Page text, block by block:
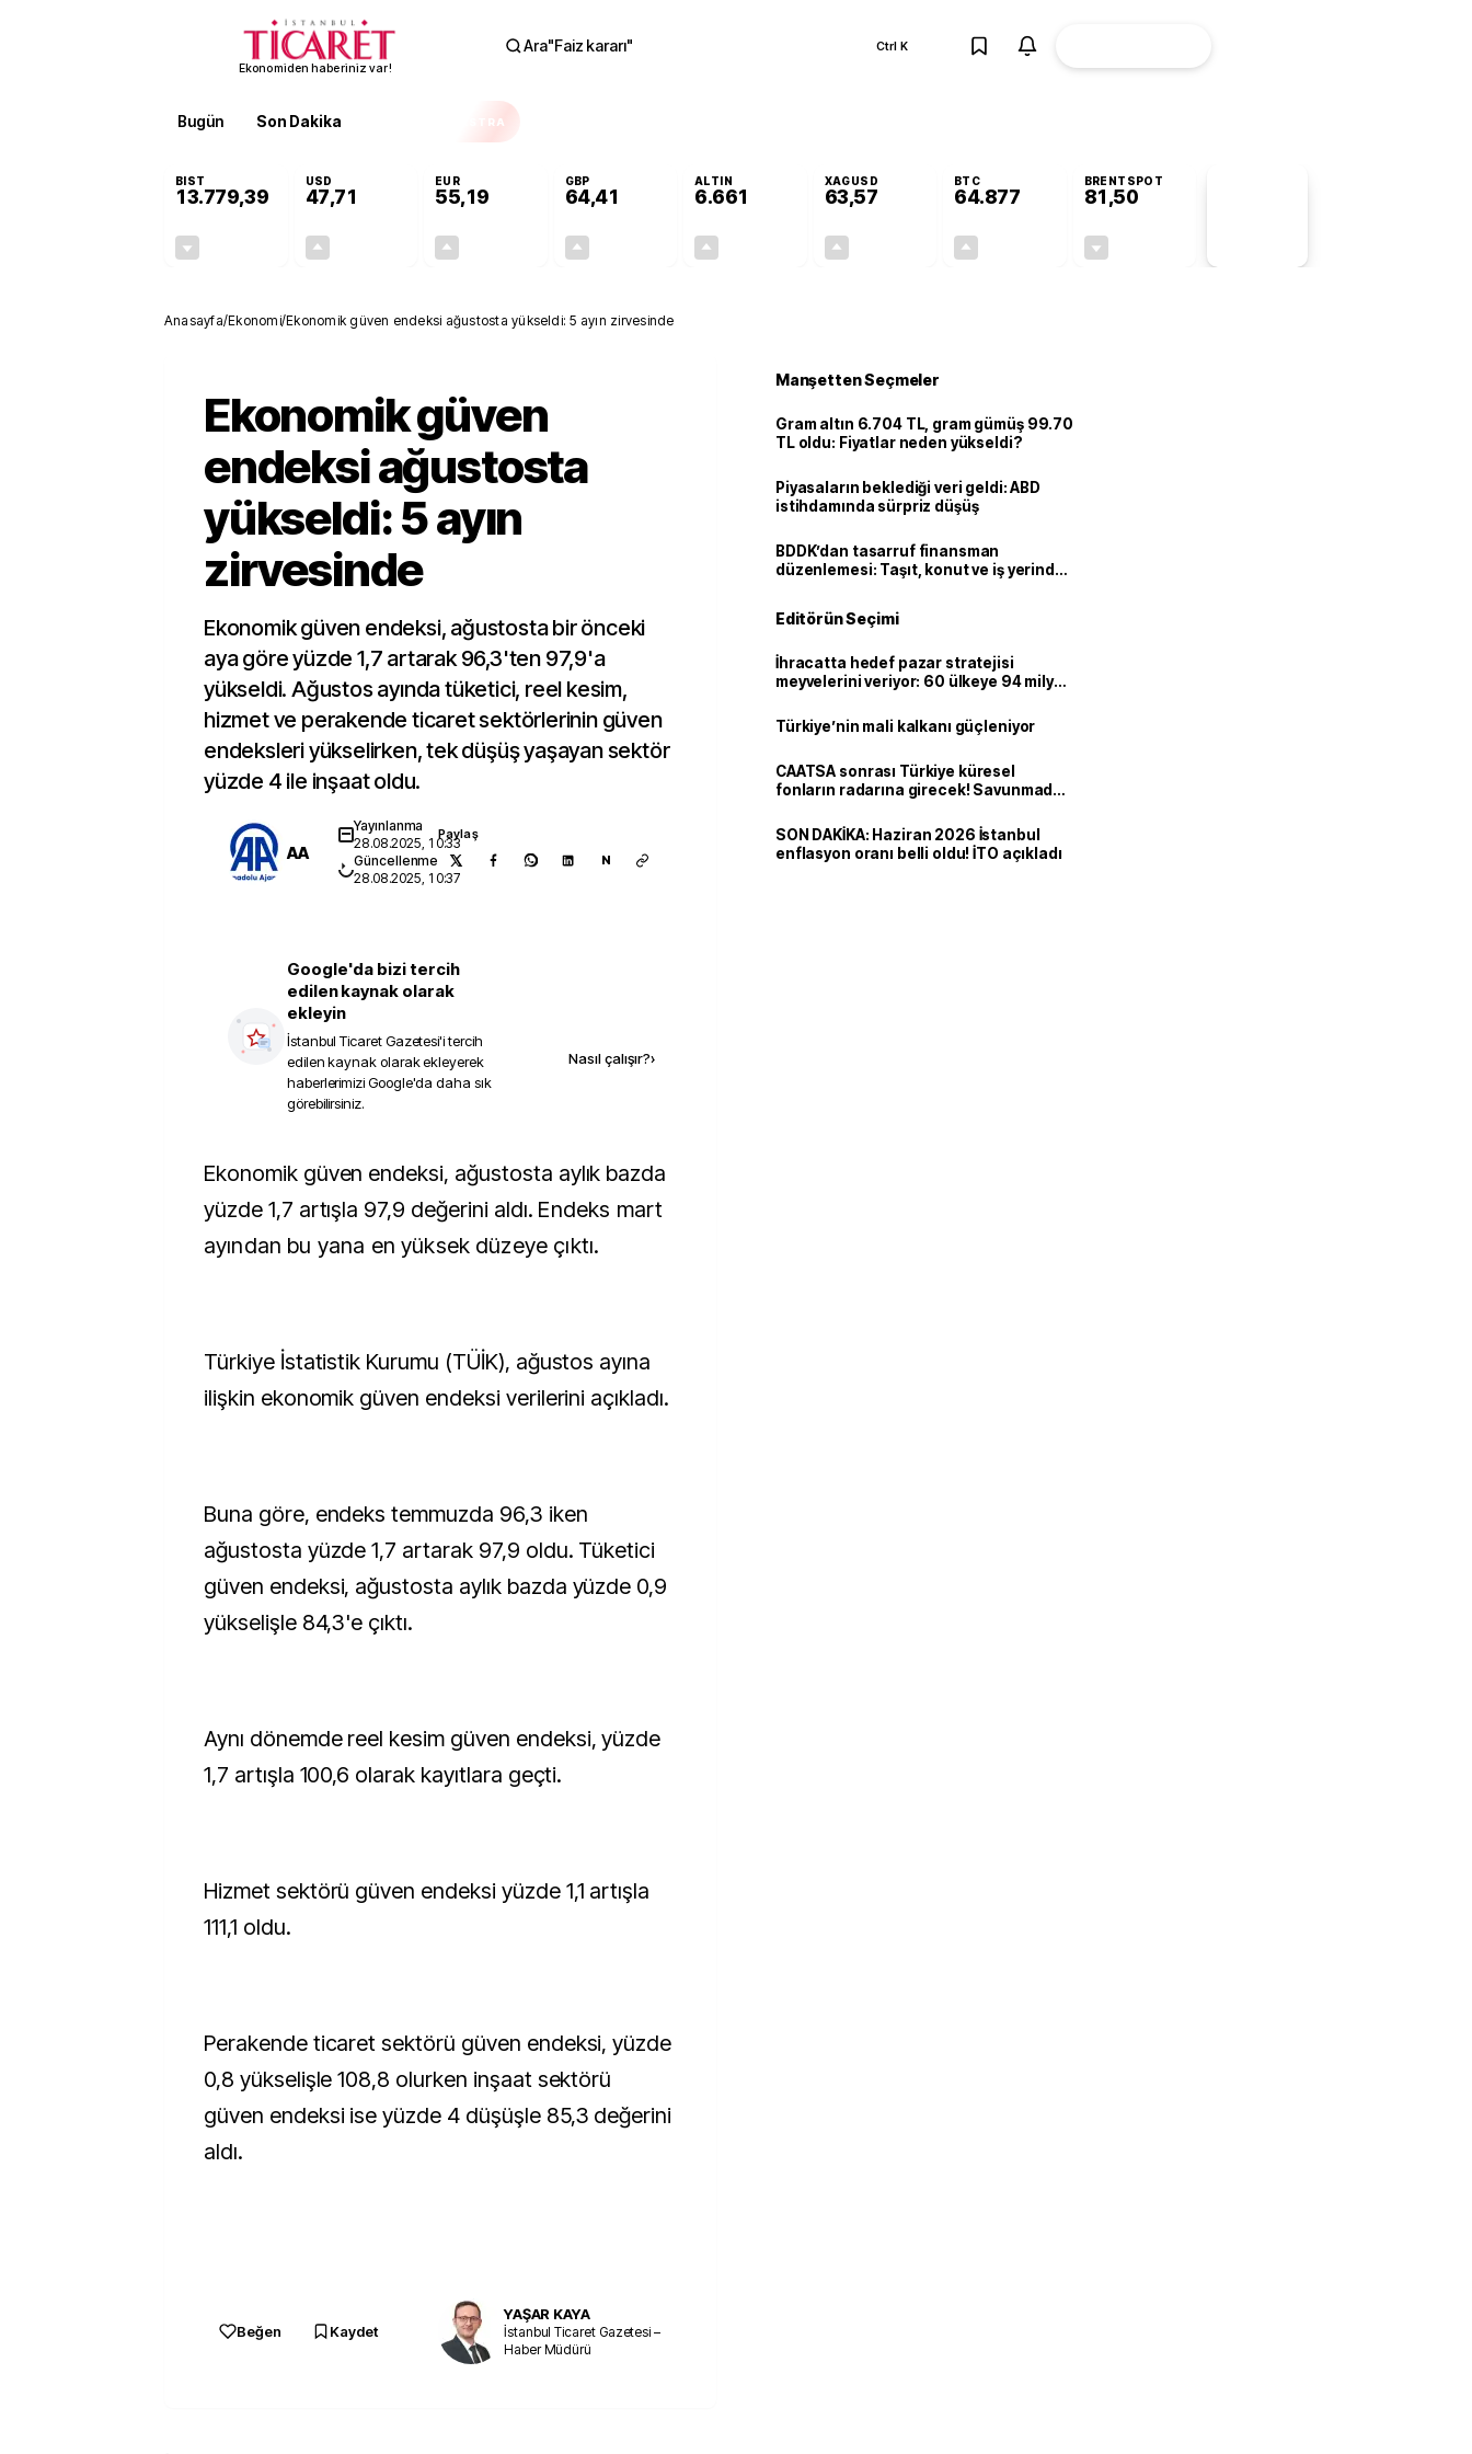
Ekonomiden haberiniz var!
Ara"Faiz kararı" Ctrl K
Bugün Son Dakika EKSTRA
BIST
13.779,39
USD
47,71
EUR
55,19
GBP
64,41
ALTIN
6.661
XAGUSD
63,57
BTC
64.877
BRENTSPOT
81,50
Anasayfa/Ekonomi/Ekonomik güven endeksi ağustosta yükseldi: 5 ayın zirvesinde
Ekonomik güven
endeksi ağustosta
yükseldi: 5 ayın
zirvesinde
Ekonomik güven endeksi, ağustosta bir önceki
aya göre yüzde 1,7 artarak 96,3'ten 97,9'a
yükseldi. Ağustos ayında tüketici, reel kesim,
hizmet ve perakende ticaret sektörlerinin güven
endeksleri yükselirken, tek düşüş yaşayan sektör
yüzde 4 ile inşaat oldu.
AA
Yayınlanma
28.08.2025, 10:33
Güncellenme
28.08.2025, 10:37
Paylaş
N
Google'da bizi tercih
edilen kaynak olarak
ekleyin
İstanbul Ticaret Gazetesi'i tercih
edilen kaynak olarak ekleyerek
haberlerimizi Google'da daha sık
görebilirsiniz.
Nasıl çalışır?›
Ekonomik güven endeksi, ağustosta aylık bazda
yüzde 1,7 artışla 97,9 değerini aldı. Endeks mart
ayından bu yana en yüksek düzeye çıktı.
Türkiye İstatistik Kurumu (TÜİK), ağustos ayına
ilişkin ekonomik güven endeksi verilerini açıkladı.
Buna göre, endeks temmuzda 96,3 iken
ağustosta yüzde 1,7 artarak 97,9 oldu. Tüketici
güven endeksi, ağustosta aylık bazda yüzde 0,9
yükselişle 84,3'e çıktı.
Aynı dönemde reel kesim güven endeksi, yüzde
1,7 artışla 100,6 olarak kayıtlara geçti.
Hizmet sektörü güven endeksi yüzde 1,1 artışla
111,1 oldu.
Perakende ticaret sektörü güven endeksi, yüzde
0,8 yükselişle 108,8 olurken inşaat sektörü
güven endeksi ise yüzde 4 düşüşle 85,3 değerini
aldı.
Beğen Kaydet
YAŞAR KAYA
İstanbul Ticaret Gazetesi –
Haber Müdürü
Manşetten Seçmeler
Gram altın 6.704 TL, gram gümüş 99.70
TL oldu: Fiyatlar neden yükseldi?
Piyasaların beklediği veri geldi: ABD
istihdamında sürpriz düşüş
BDDK’dan tasarruf finansman
düzenlemesi: Taşıt, konut ve iş yerinde
Editörün Seçimi
İhracatta hedef pazar stratejisi
meyvelerini veriyor: 60 ülkeye 94 milyar
Türkiye’nin mali kalkanı güçleniyor
CAATSA sonrası Türkiye küresel
fonların radarına girecek! Savunmadan
SON DAKİKA: Haziran 2026 İstanbul
enflasyon oranı belli oldu! İTO açıkladı